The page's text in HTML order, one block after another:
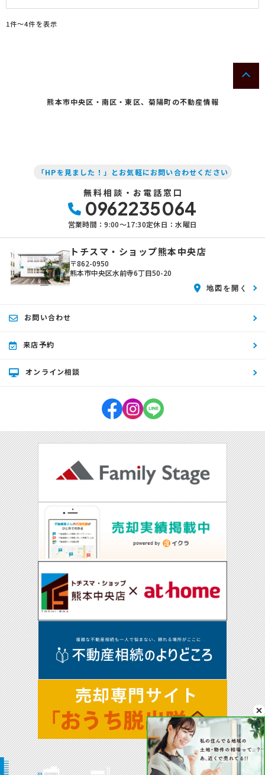
1件〜4件を表示
熊本市中央区・南区・東区、菊陽町の不動産情報
「HPを見ました！」とお気軽にお問い合わせください
無料相談・お電話窓口
0962235064
営業時間：9:00〜17:30定休日：水曜日
トチスマ・ショップ熊本中央店
〒862-0950
熊本市中央区水前寺6丁目50-20
地図を開く
お問い合わせ
来店予約
オンライン相談